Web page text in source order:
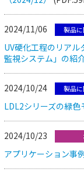
2024/11/06 製品
UV硬化⼯程のリア
監視システム」の紹
2024/10/24 製品
LDL2シリーズの緑色
2024/10/23
アプリケーション事